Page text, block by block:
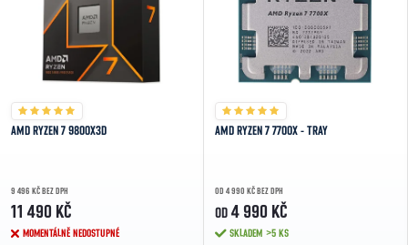
AMD RYZEN 7 9800X3D
9 496 KČ BEZ DPH
11 490 KČ
MOMENTÁLNĚ NEDOSTUPNÉ
AMD RYZEN 7 7700X - TRAY
OD 4 990 KČ BEZ DPH
OD 4 990 KČ
SKLADEM >5 KS